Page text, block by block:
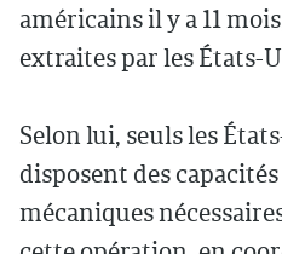
américains il y a 11
extraites par les États-
Selon lui, seuls les
disposent des
mécaniques